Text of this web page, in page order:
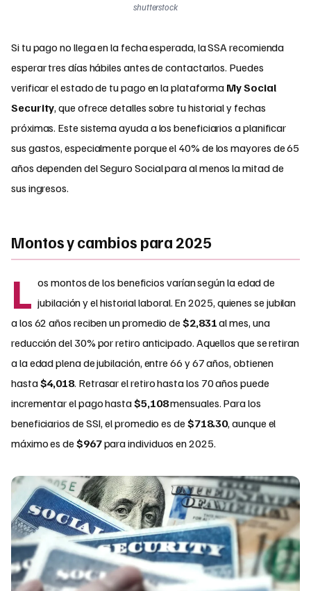
shutterstock
Si tu pago no llega en la fecha esperada, la SSA recomienda
esperar tres días hábiles antes de contactarlos. Puedes
verificar el estado de tu pago en la plataforma My Social
Security, que ofrece detalles sobre tu historial y fechas
próximas. Este sistema ayuda a los beneficiarios a planificar
sus gastos, especialmente porque el 40% de los mayores de 65
años dependen del Seguro Social para al menos la mitad de
sus ingresos.
Montos y cambios para 2025
L os montos de los beneficios varían según la edad de
jubilación y el historial laboral. En 2025, quienes se jubilan
a los 62 años reciben un promedio de$2,831al mes, una
reducción del 30% por retiro anticipado. Aquellos que se retiran
a la edad plena de jubilación, entre 66 y 67 años, obtienen
hasta$4,018. Retrasar el retiro hasta los 70 años puede
incrementar el pago hasta$5,108mensuales. Para los
beneficiarios de SSI, el promedio es de $718.30, aunque el
máximo es de $967para individuos en 2025.